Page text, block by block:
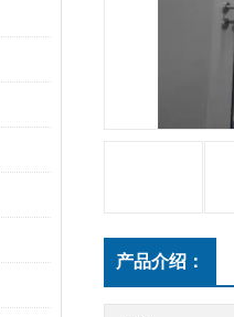
产品介绍：